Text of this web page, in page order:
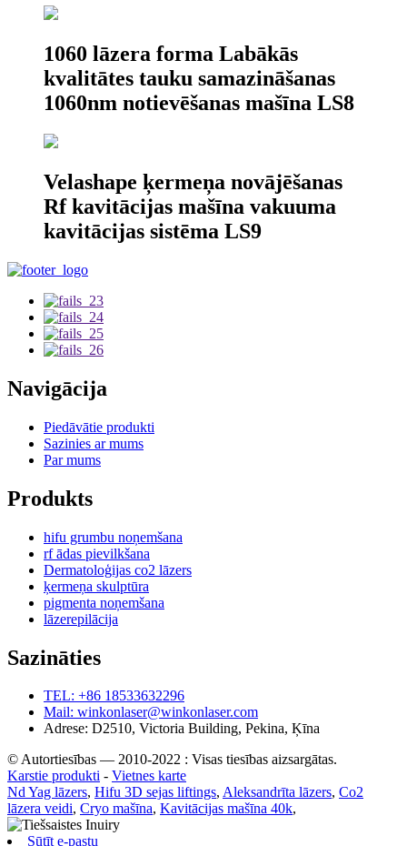
1060 lāzera forma Labākās
kvalitātes tauku samazināšanas
1060nm notievēšanas mašīna LS8
Velashape ķermeņa novājēšanas
Rf kavitācijas mašīna vakuuma
kavitācijas sistēma LS9
Navigācija
Piedāvātie produkti
Sazinies ar mums
Par mums
Produkts
hifu grumbu noņemšana
rf ādas pievilkšana
Dermatoloģijas co2 lāzers
ķermeņa skulptūra
pigmenta noņemšana
lāzerepilācija
Sazināties
TEL: +86 18533632296
Mail: winkonlaser@winkonlaser.com
Adrese: D2510, Victoria Building, Pekina, Ķīna
© Autortiesības — 2010-2022 : Visas tiesības aizsargātas.
Karstie produkti - Vietnes karte
Nd Yag lāzers, Hifu 3D sejas liftings, Aleksandrīta lāzers, Co2
lāzera veidi, Cryo mašīna, Kavitācijas mašīna 40k,
Sūtīt e-pastu